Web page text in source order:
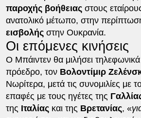
παροχής βοήθειαςστους
ανατολικό μέτωπο, στην
εισβολήςστην Ουκρανία.
Οι επόμενες κινήσεις
Ο Μπάιντεν θα μιλήσει
πρόεδρο, τον Βολοντίμιρ
Νωρίτερα, μετά τις συνομιλίες με
επαφές με τους ηγέτες της
της Ιταλίαςκαι της Βρετανίας, «